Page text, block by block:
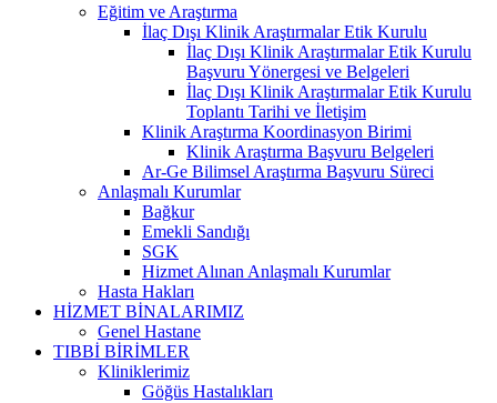
Eğitim ve Araştırma
İlaç Dışı Klinik Araştırmalar Etik Kurulu
İlaç Dışı Klinik Araştırmalar Etik Kurulu
Başvuru Yönergesi ve Belgeleri
İlaç Dışı Klinik Araştırmalar Etik Kurulu
Toplantı Tarihi ve İletişim
Klinik Araştırma Koordinasyon Birimi
Klinik Araştırma Başvuru Belgeleri
Ar-Ge Bilimsel Araştırma Başvuru Süreci
Anlaşmalı Kurumlar
Bağkur
Emekli Sandığı
SGK
Hizmet Alınan Anlaşmalı Kurumlar
Hasta Hakları
HİZMET BİNALARIMIZ
Genel Hastane
TIBBİ BİRİMLER
Kliniklerimiz
Göğüs Hastalıkları